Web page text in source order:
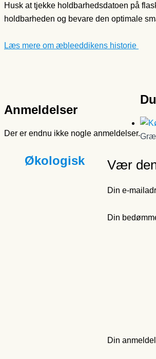
Husk at tjekke holdbarhedsdatoen på
holdbarheden og bevare den optimale
Læs mere om æbleeddikens historie
Anmeldelser
Der er endnu ikke nogle anmeldelser.
Vær
Din e-
Din
Din
Økologisk